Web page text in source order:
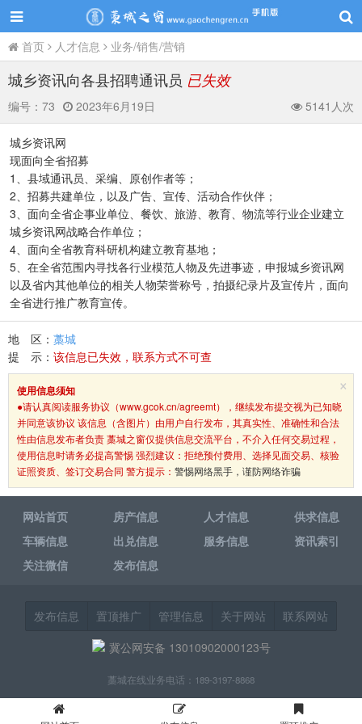
首页 人才信息 业务/销售/营销
城乡资讯向各县招聘通讯员 已失效
编号： 73 2023年6月19日 5141人次
城乡资讯网
现面向全省招募
1、县域通讯员、采编、原创作者等；
2、招募共建单位，以及广告、宣传、活动合作伙伴；
3、面向全省企事业单位、餐饮、旅游、教育、物流等行业企业建立
城乡资讯网战略合作单位；
4、面向全省教育科研机构建立教育基地；
5、在全省范围内寻找各行业模范人物及先进事迹，申报城乡资讯网
以及省内其他单位的相关人物荣誉称号，拍摄纪录片及宣传片，面向
全省进行推广教育宣传。
地 区： 藁城
提 示： 该信息已失效，联系方式不可查
×
使用信息须知
●请认真阅读服务协议（www.gcok.cn/agreemt），继续发布提交视为已知晓
并同意该协议 该信息（含图片）由用户自行发布，其真实性、准确性和合法
性由信息发布者负责 藁城之窗仅提供信息交流平台，不介入任何交易过程，
使用信息时请务必提高警惕 强烈建议：拒绝预付费用、选择见面交易、核验
证照资质、签订交易合同 警方提示： 警惕网络黑手，谨防网络诈骗
网站首页 房产信息 人才信息
供求信息
车辆信息
出兑信息 服务信息
资讯索引
关注微信
发布信息
发布信息 置顶推广 管理信息 关于网站
联系网站
冀公网安备 13010902000123号
藁城在线业务电话：189-3197-8868